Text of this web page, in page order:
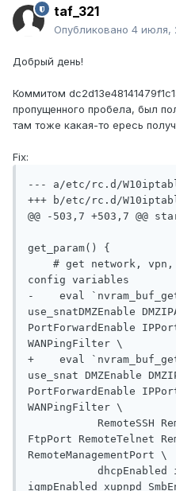
taf_321
Опубликовано 4 июля,
Добрый день!
Коммитом
пропущенного пробела, был
там тоже какая-то ересь
Fix:
--- a/etc/rc.d/
+++ b/etc/rc.d/
@@ -503,7 +503,7 @@
get_param() {
config variables
-    eval
use_snatDMZEnable
PortForwardEnable
WANPingFilter \
+    eval
use_snat DMZEnable
PortForwardEnable
WANPingFilter \
FtpPort RemoteTelnet
RemoteManagementPort \
igmpEnabled xupnpd